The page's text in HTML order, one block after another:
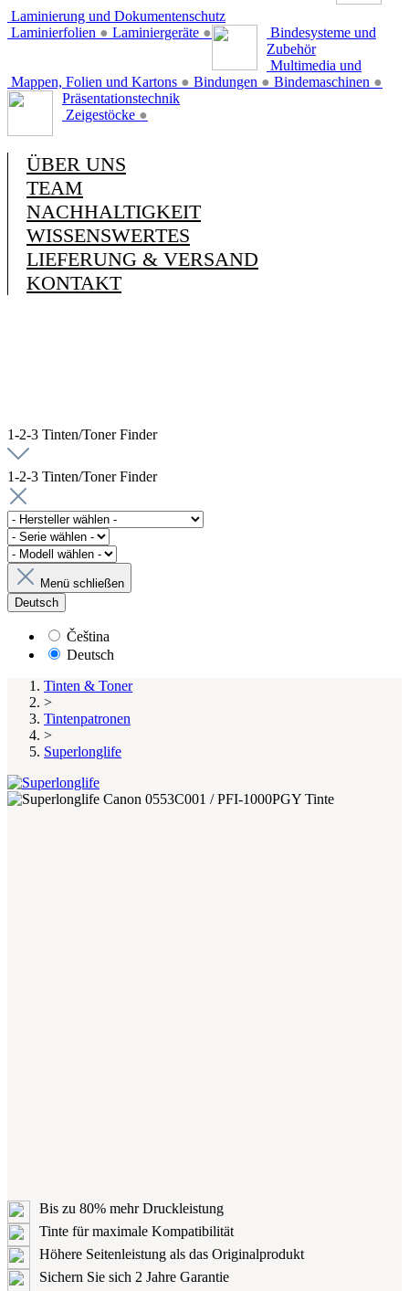
Laminierung und Dokumentenschutz
Laminierfolien ● Laminiergeräte ●
Bindesysteme und
Zubehör
Mappen, Folien und Kartons ● Bindungen ● Bindemaschinen ●
Multimedia und
Präsentationstechnik
Zeigestöcke ●
ÜBER UNS
TEAM
NACHHALTIGKEIT
WISSENSWERTES
LIEFERUNG & VERSAND
KONTAKT
1-2-3 Tinten/Toner Finder
1-2-3 Tinten/Toner Finder
Menü schließen
Deutsch
Čeština
Deutsch
Tinten & Toner
>
Tintenpatronen
>
Superlonglife
Bis zu 80% mehr Druckleistung
Tinte für maximale Kompatibilität
Höhere Seitenleistung als das Originalprodukt
Sichern Sie sich 2 Jahre Garantie